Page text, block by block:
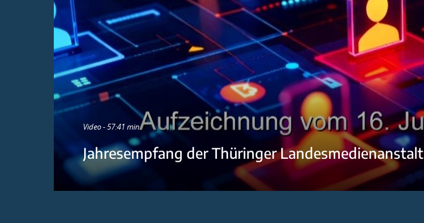
Video - 57:41 min
Jahresempfang der Thüringer Landesmedienanstalt